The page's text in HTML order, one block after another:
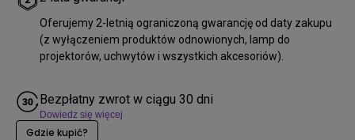
Oferujemy 2-letnią ograniczoną gwarancję od daty zakupu
(z wyłączeniem produktów odnowionych, lamp do
projektorów, uchwytów i wszystkich akcesoriów).
Bezpłatny zwrot w ciągu 30 dni
Dowiedz się więcej
Gdzie kupić?